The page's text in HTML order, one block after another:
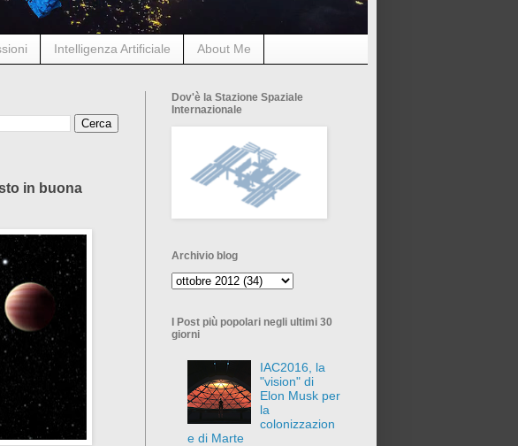
Intelligenza Artificiale About Me
in buona
Dov'è la Stazione Spaziale
Internazionale
Archivio blog
I Post più popolari negli ultimi 30
giorni
IAC2016, la
"vision" di
Elon Musk per
la
colonizzazion
e di Marte